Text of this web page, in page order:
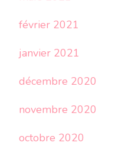
février 2021
janvier 2021
décembre 2020
novembre 2020
octobre 2020